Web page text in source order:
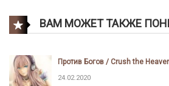
ВАМ МОЖЕТ ТАКЖЕ
Против Богов / Crush the
24.02.2020